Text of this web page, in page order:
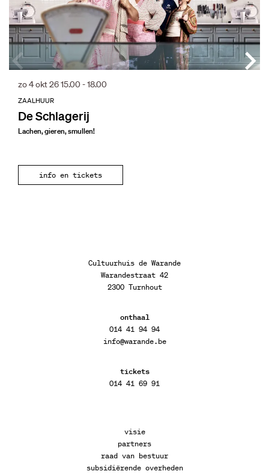
De Schlagerij
Lachen, gieren, smullen!
ZAALHUUR
zo 4 okt 2615.00 - 18.00
info en tickets
Cultuurhuis de Warande
Warandestraat 42
2300 Turnhout
onthaal
014 41 94 94
info@warande.be
tickets
014 41 69 91
visie
partners
raad van bestuur
subsidiërende overheden